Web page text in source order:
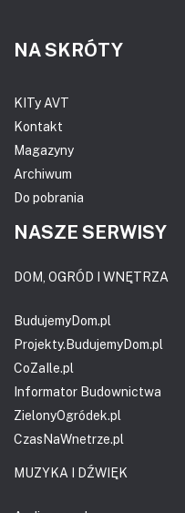
NA SKRÓTY
KITy AVT
Kontakt
Magazyny
Archiwum
Do pobrania
NASZE SERWISY
DOM, OGRÓD I WNĘTRZA
BudujemyDom.pl
Projekty.BudujemyDom.pl
CoZaIle.pl
Informator Budownictwa
ZielonyOgródek.pl
CzasNaWnetrze.pl
MUZYKA I DŹWIĘK